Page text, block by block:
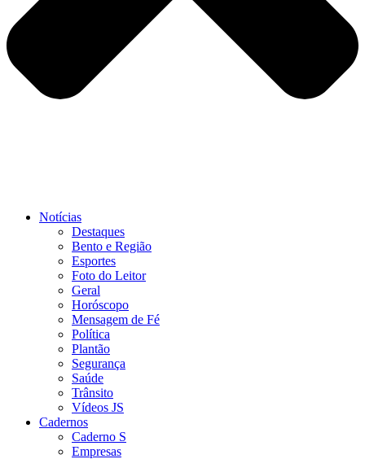
Notícias
Destaques
Bento e Região
Esportes
Foto do Leitor
Geral
Horóscopo
Mensagem de Fé
Política
Plantão
Segurança
Saúde
Trânsito
Vídeos JS
Cadernos
Caderno S
Empresas